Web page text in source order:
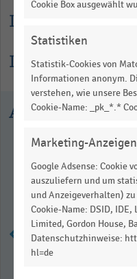
Lesehilfe
Informationen
Ausgewählte
Cookie Box ausgewählt
Statistiken
Statistik-Cookies von
Informationen anonym.
verstehen, wie unsere
Cookie-Name: _pk_*.*
Marketing-Anzeigen
Google Adsense: Cookie
auszuliefern und um
und Anzeigeverhalten)
Cookie-Name: DSID,
Limited, Gordon House,
Datenschutzhinweise:
hl=de